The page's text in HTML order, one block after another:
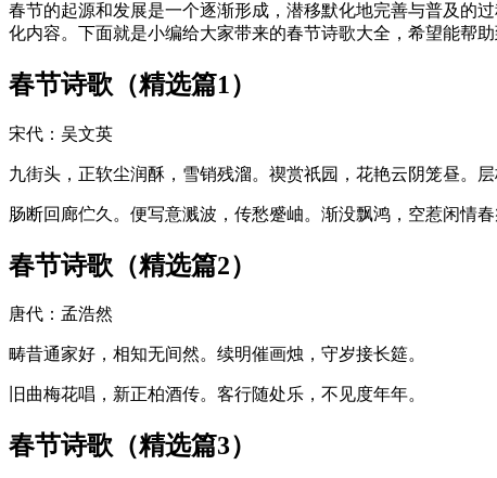
春节的起源和发展是一个逐渐形成，潜移默化地完善与普及的
化内容。下面就是小编给大家带来的春节诗歌大全，希望能帮
春节诗歌（精选篇1）
宋代：吴文英
九街头，正软尘润酥，雪销残溜。禊赏祇园，花艳云阴笼昼。
肠断回廊伫久。便写意溅波，传愁蹙岫。渐没飘鸿，空惹闲情
春节诗歌（精选篇2）
唐代：孟浩然
畴昔通家好，相知无间然。续明催画烛，守岁接长筵。
旧曲梅花唱，新正柏酒传。客行随处乐，不见度年年。
春节诗歌（精选篇3）